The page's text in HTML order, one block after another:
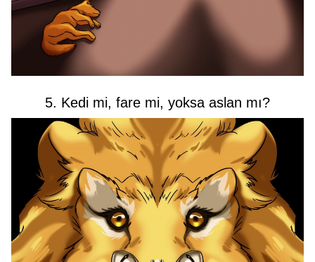
5. Kedi mi, fare mi, yoksa aslan mı?